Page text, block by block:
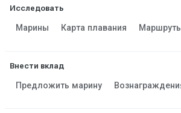
Исследовать
Марины Карта плавания
Внести вклад
Предложить марину